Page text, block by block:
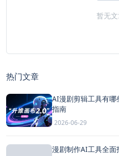
暂无文
热门文章
AI漫剧剪辑工具有
指南
2026-06-29
漫剧制作AI工具全